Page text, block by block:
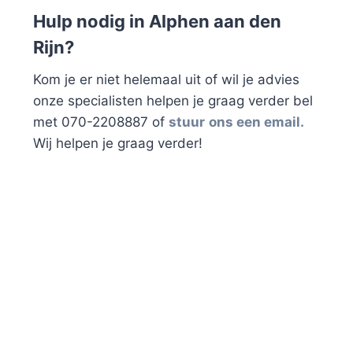
Hulp nodig in Alphen aan den
Rijn?
Kom je er niet helemaal uit of wil je advies
onze specialisten helpen je graag verder bel
met 070-2208887 of stuur ons een email.
Wij helpen je graag verder!